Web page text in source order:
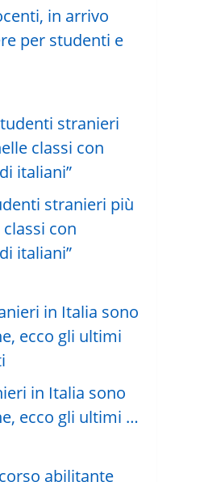
in arrivo
per studenti e
stranieri più
con
italiani”
in Italia sono
ecco gli ultimi …